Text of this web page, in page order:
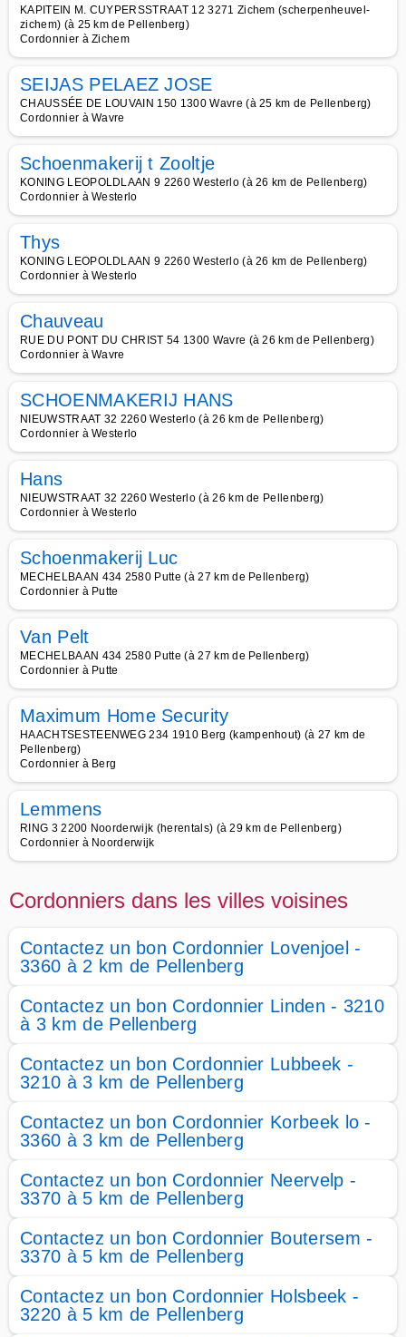
KAPITEIN M. CUYPERSSTRAAT 12 3271 Zichem (scherpenheuvel-
zichem) (à 25 km de Pellenberg)
Cordonnier à Zichem
SEIJAS PELAEZ JOSE
CHAUSSÉE DE LOUVAIN 150 1300 Wavre (à 25 km de Pellenberg)
Cordonnier à Wavre
Schoenmakerij t Zooltje
KONING LEOPOLDLAAN 9 2260 Westerlo (à 26 km de Pellenberg)
Cordonnier à Westerlo
Thys
KONING LEOPOLDLAAN 9 2260 Westerlo (à 26 km de Pellenberg)
Cordonnier à Westerlo
Chauveau
RUE DU PONT DU CHRIST 54 1300 Wavre (à 26 km de Pellenberg)
Cordonnier à Wavre
SCHOENMAKERIJ HANS
NIEUWSTRAAT 32 2260 Westerlo (à 26 km de Pellenberg)
Cordonnier à Westerlo
Hans
NIEUWSTRAAT 32 2260 Westerlo (à 26 km de Pellenberg)
Cordonnier à Westerlo
Schoenmakerij Luc
MECHELBAAN 434 2580 Putte (à 27 km de Pellenberg)
Cordonnier à Putte
Van Pelt
MECHELBAAN 434 2580 Putte (à 27 km de Pellenberg)
Cordonnier à Putte
Maximum Home Security
HAACHTSESTEENWEG 234 1910 Berg (kampenhout) (à 27 km de
Pellenberg)
Cordonnier à Berg
Lemmens
RING 3 2200 Noorderwijk (herentals) (à 29 km de Pellenberg)
Cordonnier à Noorderwijk
Cordonniers dans les villes voisines
Contactez un bon Cordonnier Lovenjoel -
3360 à 2 km de Pellenberg
Contactez un bon Cordonnier Linden - 3210
à 3 km de Pellenberg
Contactez un bon Cordonnier Lubbeek -
3210 à 3 km de Pellenberg
Contactez un bon Cordonnier Korbeek lo -
3360 à 3 km de Pellenberg
Contactez un bon Cordonnier Neervelp -
3370 à 5 km de Pellenberg
Contactez un bon Cordonnier Boutersem -
3370 à 5 km de Pellenberg
Contactez un bon Cordonnier Holsbeek -
3220 à 5 km de Pellenberg